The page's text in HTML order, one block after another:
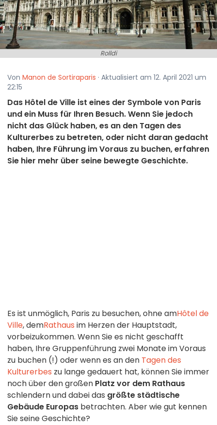
Rolldi
Von Manon de Sortiraparis · Aktualisiert am 12. April 2021 um
22:15
Das Hôtel de Ville ist eines der Symbole von Paris
und ein Muss für Ihren Besuch. Wenn Sie jedoch
nicht das Glück haben, es an den Tagen des
Kulturerbes zu betreten, oder nicht daran gedacht
haben, Ihre Führung im Voraus zu buchen, erfahren
Sie hier mehr über seine bewegte Geschichte.
Es ist unmöglich, Paris zu besuchen, ohne amHôtel de
Ville, demRathaus im Herzen der Hauptstadt,
vorbeizukommen. Wenn Sie es nicht geschafft
haben, Ihre Gruppenführung zwei Monate im Voraus
zu buchen (!) oder wenn es an den Tagen des
Kulturerbes zu lange gedauert hat, können Sie immer
noch über den großen Platz vor dem Rathaus
schlendern und dabei das größte städtische
Gebäude Europas betrachten. Aber wie gut kennen
Sie seine Geschichte?